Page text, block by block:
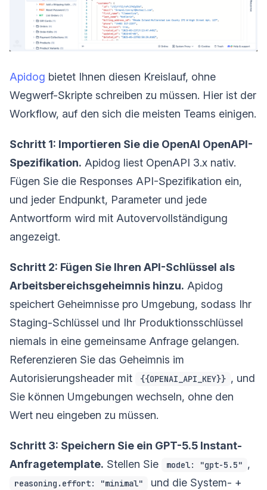
Apidog bietet Ihnen diesen Kreislauf, ohne
Wegwerf-Skripte schreiben zu müssen. Hier ist der
Workflow, auf den sich die meisten Teams einigen.
Schritt 1: Importieren Sie die OpenAI OpenAPI-
Spezifikation. Apidog liest OpenAPI 3.x nativ.
Fügen Sie die Responses API-Spezifikation ein,
und jeder Endpunkt, Parameter und jede
Antwortform wird mit Autovervollständigung
angezeigt.
Schritt 2: Fügen Sie Ihren API-Schlüssel als
Arbeitsbereichsgeheimnis hinzu. Apidog
speichert Geheimnisse pro Umgebung, sodass Ihr
Staging-Schlüssel und Ihr Produktionsschlüssel
niemals in eine gemeinsame Anfrage gelangen.
Referenzieren Sie das Geheimnis im
Autorisierungsheader mit
{{OPENAI_API_KEY}} , und
Sie können Umgebungen wechseln, ohne den
Wert neu eingeben zu müssen.
Schritt 3: Speichern Sie ein GPT-5.5 Instant-
Anfragetemplate. Stellen Sie model: "gpt-5.5" ,
reasoning.effort: "minimal"
und die System- +